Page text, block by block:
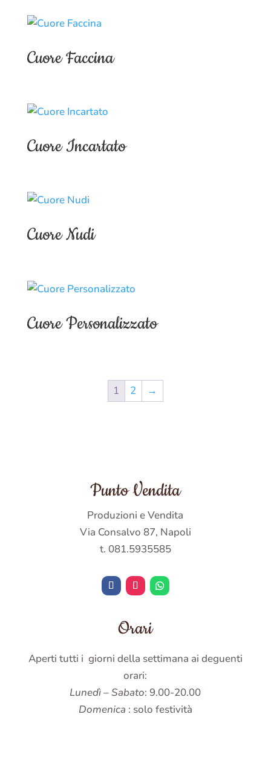
Cuore Faccina
Cuore Incartato
Cuore Nudi
Cuore Personalizzato
1 2 →
Punto Vendita
Produzioni e Vendita
Via Consalvo 87, Napoli
t. 081.5935585
Orari
Aperti tutti i giorni della settimana ai deguenti
orari:
Lunedì – Sabato: 9.00-20.00
Domenica : solo festività